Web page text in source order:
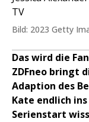
TV
Bild: 2023 Getty
Das wird die
ZDFneo bringt
Adaption des
Kate endlich ins
Serienstart